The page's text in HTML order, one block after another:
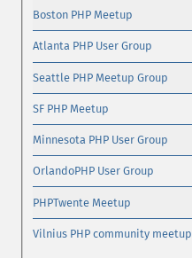
Boston PHP Meetup
Atlanta PHP User Group
Seattle PHP Meetup Group
SF PHP Meetup
Minnesota PHP User Group
OrlandoPHP User Group
PHPTwente Meetup
Vilnius PHP community meetup